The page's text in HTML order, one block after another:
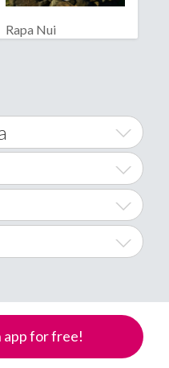
Rapa Nui
app for free!